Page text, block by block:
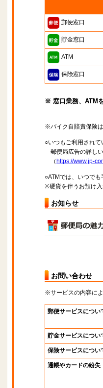
郵便窓口
貯金窓口
ATM
保険窓口
※ 窓口業務、ATM
※バイク自賠責保険
○いつもご利用され
郵便局広告の詳し
（ https://www.jp-
○ATMでは、いつで
※硬貨を伴うお預け
お知らせ
お問い合わせ
※サービスの内容に
郵便サービスについ
貯金サービスについ
保険サービスについ
通帳やカードの紛失